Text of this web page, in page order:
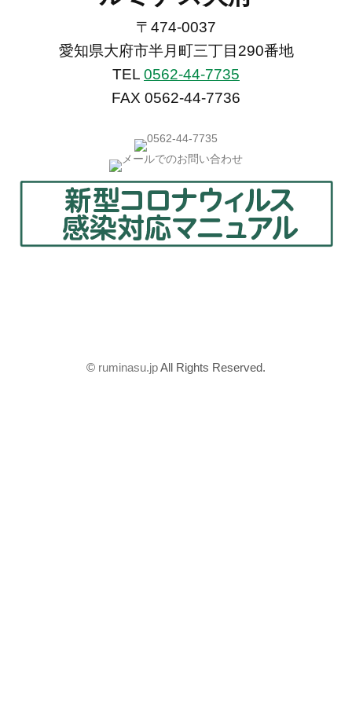
〒474-0037
愛知県大府市半月町三丁目290番地
TEL 0562-44-7735
FAX 0562-44-7736
© ruminasu.jpAll Rights Reserved.